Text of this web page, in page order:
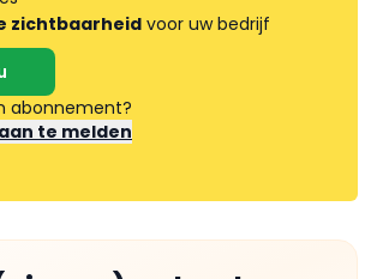
zichtbaarheidvoor uw bedrijf
abonnement?
te melden